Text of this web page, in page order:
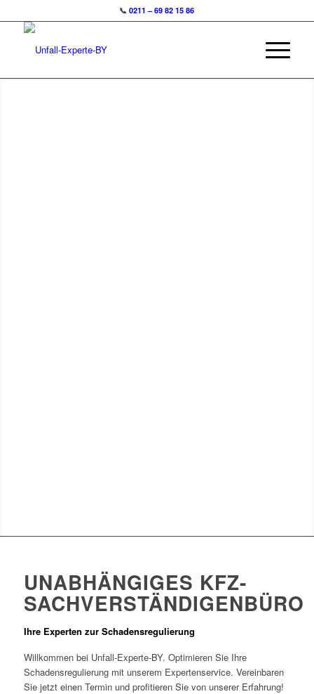
📞0211 – 69 82 15 86
UNABHÄNGIGES KFZ-
SACHVERSTÄNDIGENBÜRO
Ihre Experten zur Schadensregulierung
Willkommen bei Unfall-Experte-BY. Optimieren Sie Ihre
Schadensregulierung mit unserem Expertenservice. Vereinbaren
Sie jetzt einen Termin und profitieren Sie von unserer Erfahrung!